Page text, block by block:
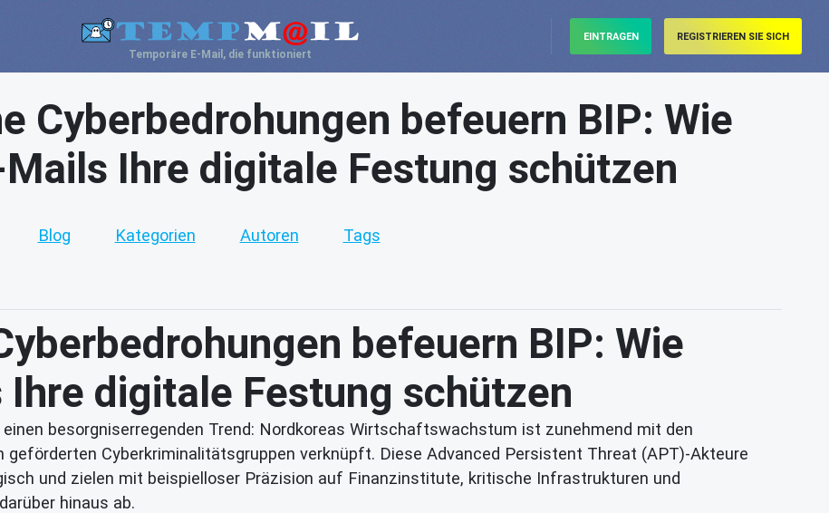
Temporäre E-Mail, die funktioniert
EINTRAGEN REGISTRIEREN SIE SICH
Cyberbedrohungen befeuern BIP: Wie
Ihre digitale Festung schützen
Blog Kategorien Autoren Tags
befeuern BIP: Wie
digitale Festung schützen
besorgniserregenden Trend: Nordkoreas Wirtschaftswachstum ist zunehmend mit den
Cyberkriminalitätsgruppen verknüpft. Diese Advanced Persistent Threat (APT)-Akteure
und zielen mit beispielloser Präzision auf Finanzinstitute, kritische Infrastrukturen und
hinaus ab.